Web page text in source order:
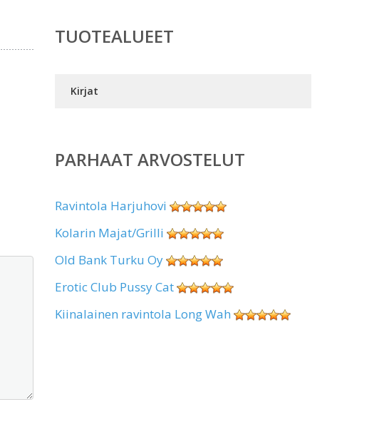
TUOTEALUEET
Kirjat
PARHAAT ARVOSTELUT
Ravintola Harjuhovi
Kolarin Majat/Grilli
Old Bank Turku Oy
Erotic Club Pussy Cat
Kiinalainen ravintola Long Wah